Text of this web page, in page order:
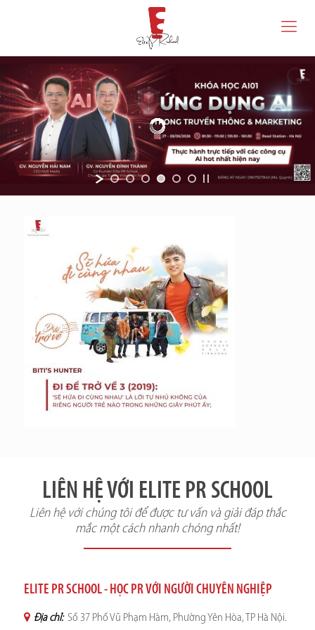
LIÊN HỆ VỚI ELITE PR SCHOOL
Liên hệ với chúng tôi để được tư vấn và giải đáp thắc
mắc một cách nhanh chóng nhất!
ELITE PR SCHOOL - HỌC PR VỚI NGƯỜI CHUYÊN NGHIỆP
Địa chỉ: Số 37 Phố Vũ Phạm Hàm, Phường Yên Hòa, TP Hà Nội.